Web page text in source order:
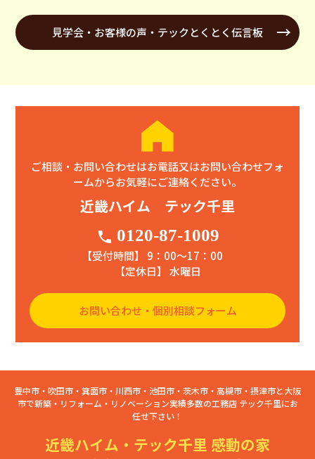
見学会・お客様の声・テックとくとく伝言板
ご相談・お問い合わせはお電話又はお問い合わせフォ
ームからお気軽にご連絡ください。
近畿ハイム テック千里
phone 0120-87-1009
【受付時間】 9：00〜17：00
【定休日】 水曜日
お問い合わせ・個別相談フォーム
豊中市・吹田市・箕面市・川西市・池田市・茨木市・高槻市・摂津市と大阪
市で新築・リフォーム・リノベーション実績多数の工務店 テック千里にお
任せ下さい！
近畿ハイム・テック千里 感動の家